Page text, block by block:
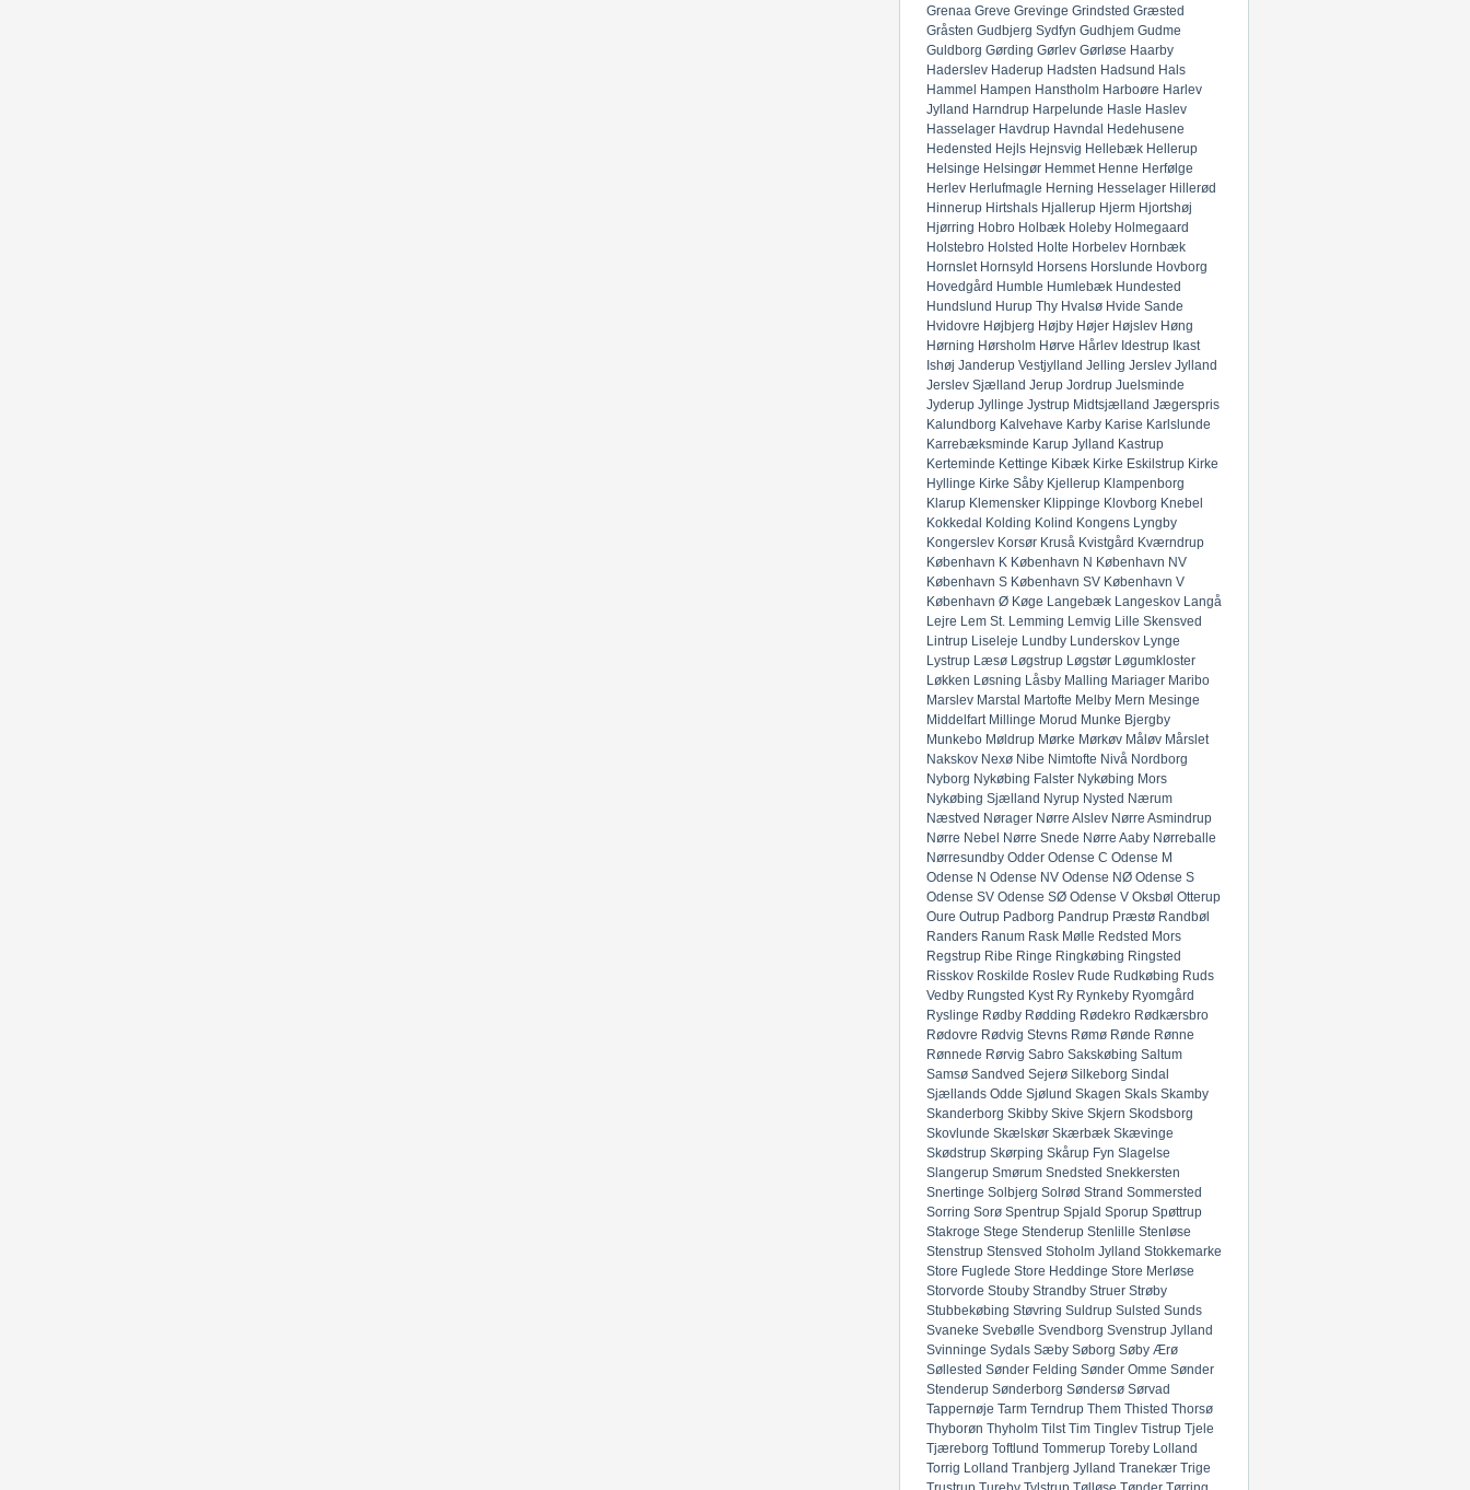
Grenaa Greve Grevinge Grindsted Græsted
Gråsten Gudbjerg Sydfyn Gudhjem Gudme
Guldborg Gørding Gørlev Gørløse Haarby
Haderslev Haderup Hadsten Hadsund Hals
Hammel
Hampen Hanstholm Harboøre Harlev
Jylland Harndrup Harpelunde Hasle Haslev
Hasselager Havdrup Havndal Hedehusene
Hedensted Hejls Hejnsvig Hellebæk Hellerup
Helsinge Helsingør Hemmet Henne Herfølge
Herlev Herlufmagle Herning Hesselager Hillerød
Hinnerup Hirtshals Hjallerup Hjerm Hjortshøj
Hjørring Hobro Holbæk Holeby Holmegaard
Holstebro Holsted Holte Horbelev Hornbæk
Hornslet Hornsyld Horsens Horslunde Hovborg
Hovedgård Humble Humlebæk Hundested
Hundslund Hurup Thy Hvalsø Hvide Sande
Hvidovre Højbjerg Højby Højer Højslev Høng
Hørning Hørsholm Hørve Hårlev Idestrup Ikast
Ishøj Janderup Vestjylland Jelling Jerslev Jylland
Jerslev Sjælland Jerup Jordrup Juelsminde
Jyderup Jyllinge Jystrup Midtsjælland Jægerspris
Kalundborg Kalvehave Karby Karise Karlslunde
Karrebæksminde Karup Jylland Kastrup
Kerteminde Kettinge Kibæk Kirke Eskilstrup Kirke
Hyllinge Kirke Såby Kjellerup Klampenborg
Klarup Klemensker Klippinge Klovborg Knebel
Kokkedal Kolding Kolind Kongens Lyngby
Kongerslev Korsør Kruså Kvistgård Kværndrup
København K København N København NV
København S København SV København V
København Ø Køge Langebæk Langeskov Langå
Lejre Lem St. Lemming Lemvig Lille Skensved
Lintrup Liseleje Lundby Lunderskov Lynge
Lystrup Læsø Løgstrup Løgstør Løgumkloster
Løkken Løsning Låsby Malling Mariager Maribo
Marslev Marstal Martofte Melby Mern Mesinge
Middelfart Millinge Morud Munke Bjergby
Munkebo Møldrup Mørke Mørkøv Måløv Mårslet
Nakskov Nexø Nibe Nimtofte Nivå Nordborg
Nyborg Nykøbing Falster Nykøbing Mors
Nykøbing Sjælland Nyrup Nysted Nærum
Næstved Nørager Nørre Alslev Nørre Asmindrup
Nørre Nebel
Nørre Snede Nørre Aaby Nørreballe
Nørresundby Odder Odense C Odense M
Odense N Odense NV Odense NØ Odense S
Odense SV Odense SØ Odense V Oksbøl Otterup
Oure Outrup Padborg Pandrup Præstø Randbøl
Randers Ranum Rask Mølle Redsted Mors
Regstrup Ribe Ringe Ringkøbing Ringsted
Risskov Roskilde Roslev Rude Rudkøbing Ruds
Vedby Rungsted Kyst Ry Rynkeby Ryomgård
Ryslinge Rødby Rødding Rødekro Rødkærsbro
Rødovre Rødvig Stevns Rømø Rønde Rønne
Rønnede Rørvig Sabro Sakskøbing Saltum
Samsø Sandved Sejerø Silkeborg Sindal
Sjællands Odde Sjølund Skagen Skals Skamby
Skanderborg Skibby Skive Skjern Skodsborg
Skovlunde Skælskør Skærbæk Skævinge
Skødstrup Skørping Skårup Fyn Slagelse
Slangerup Smørum Snedsted Snekkersten
Snertinge Solbjerg Solrød Strand Sommersted
Sorring Sorø Spentrup Spjald Sporup Spøttrup
Stakroge Stege Stenderup Stenlille Stenløse
Stenstrup Stensved Stoholm Jylland Stokkemarke
Store Fuglede Store Heddinge Store Merløse
Storvorde Stouby Strandby Struer Strøby
Stubbekøbing Støvring Suldrup Sulsted Sunds
Svaneke Svebølle Svendborg Svenstrup Jylland
Svinninge Sydals Sæby Søborg Søby Ærø
Søllested Sønder Felding Sønder Omme Sønder
Stenderup Sønderborg Søndersø Sørvad
Tappernøje Tarm Terndrup Them Thisted Thorsø
Thyborøn Thyholm Tilst Tim Tinglev Tistrup Tjele
Tjæreborg Toftlund Tommerup Toreby Lolland
Torrig Lolland Tranbjerg Jylland Tranekær Trige